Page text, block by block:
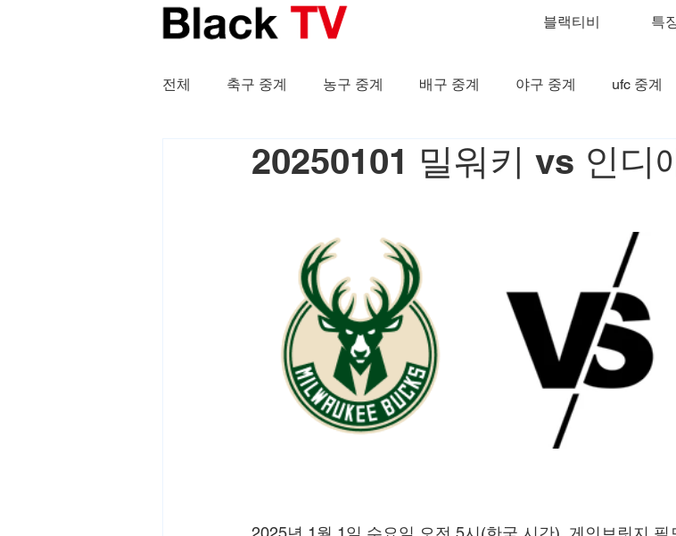
블랙티비 특
전체 축구 중계 농구 중계 배구 중계 야구 중계 ufc 중계
20250101 밀워키 vs 인디